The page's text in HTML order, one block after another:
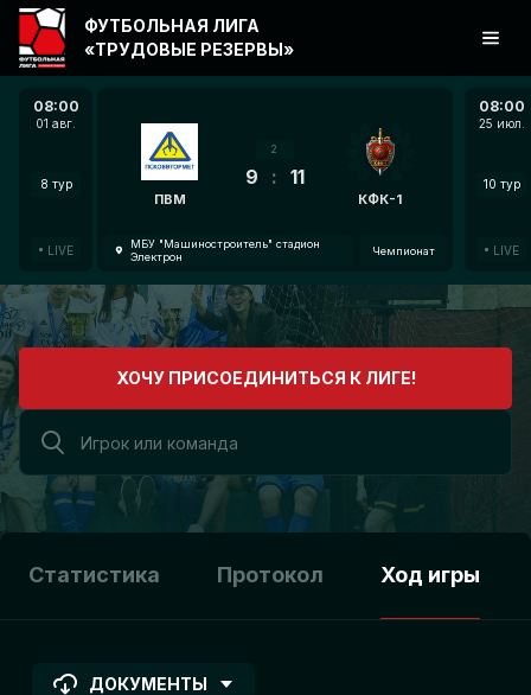
08:00
01 авг.
8 тур
LIVE
ПВМ
2
9 : 11
КФК-1
МБУ "Машиностроитель" стадион
Электрон
Чемпионат
08:00
25 июл.
10 тур
LIVE
ФУТБОЛЬНАЯ ЛИГА
«ТРУДОВЫЕ РЕЗЕРВЫ»
ХОЧУ ПРИСОЕДИНИТЬСЯ К ЛИГЕ!
Статистика Протокол Ход игры
ДОКУМЕНТЫ